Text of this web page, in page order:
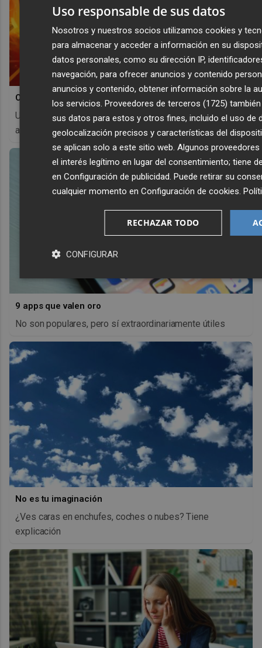
Corepunk MMORPG
Un verdadero MMORPG de la vieja escuela ¡Cómo los de
antes, pero mejor!
9 apps que valen oro
No son populares, pero sí extraordinariamente útiles
No es tu imaginación
¿Ves caras en enchufes, coches o nubes? Tiene
explicación
Uso responsable de sus datos
Nosotros y nuestros socios utilizamos cookies y
para almacenar y acceder a información en su
datos personales, como su dirección IP,
navegación, para ofrecer anuncios y contenido
anuncios y contenido, obtener información sobre la
los servicios. Proveedores de terceros (1725)
sus datos para estos y otros fines, incluido el uso de
geolocalización precisos y características del
se aplican solo a este sitio web. Algunos proveedores
el interés legítimo en lugar del consentimiento; tiene
en Configuración de publicidad. Puede retirar su
cualquier momento en Configuración de cookies.
RECHAZAR TODO
CONFIGURAR